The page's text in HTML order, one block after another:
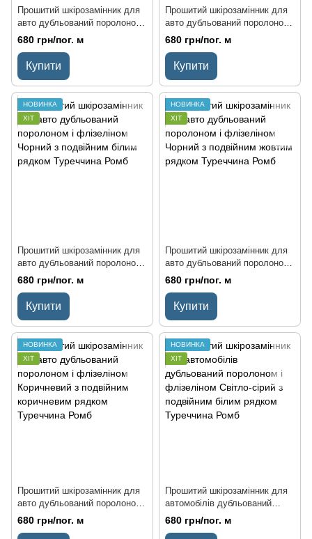
Прошитий шкірозамінник для
авто дубльований поролоном і
флізеліном Темно-синій з
темно-синім рядком Ромб
Туреччина
680 грн/пог. м
Купити
Прошитий шкірозамінник для
авто дубльований поролоном і
флізеліном Чорний з золотим
рядком Ромб Туреччина
680 грн/пог. м
Купити
НОВИНКА
ХІТ
Прошитий шкірозамінник для
авто дубльований поролоном і
флізеліном Чорний з
подвійним білим рядком
Туреччина Ромб
680 грн/пог. м
Купити
НОВИНКА
ХІТ
Прошитий шкірозамінник для
авто дубльований поролоном і
флізеліном Чорний з
подвійним жовтим рядком
Туреччина Ромб
680 грн/пог. м
Купити
НОВИНКА
ХІТ
Прошитий шкірозамінник для
авто дубльований поролоном і
флізеліном Коричневий з
подвійним коричневим рядком
680 грн/пог. м
НОВИНКА
ХІТ
Прошитий шкірозамінник для
автомобілів дубльований
поролоном і флізеліном
Світло-сірий з подвійним
680 грн/пог. м